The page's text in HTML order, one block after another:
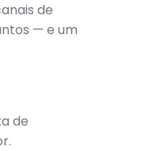
de
— e um
de